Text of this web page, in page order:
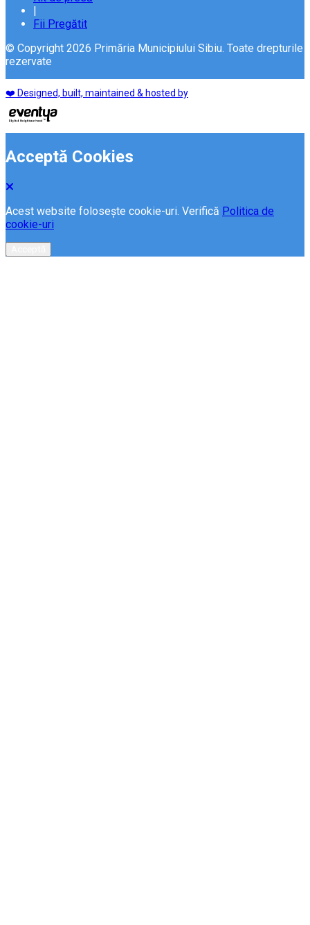
|
Fii Pregătit
© Copyright 2026 Primăria Municipiului Sibiu. Toate drepturile
rezervate
❤️ Designed, built, maintained & hosted by
Acceptă Cookies
Acest website folosește cookie-uri. Verifică Politica de
cookie-uri